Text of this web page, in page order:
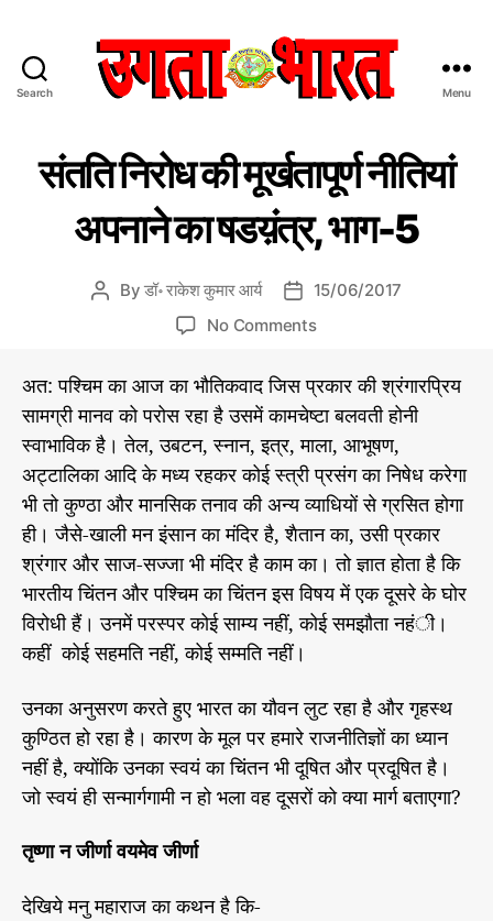
Search
ता
भा
त
हिं
स
चा
प
त्र
Menu
नी
भ
या
क
रा
नी
ति
क
ष
ड
यं
त्र
संतति निरोध की मूर्खतापूर्ण नीतियां
अपनाने का षडय़ंत्र, भाग-5
P
a
u
t
h
o
r
Byडॉ॰ राकेश कुमार आर्य
P
d
a
e
15/06/2017
No Commentso
त
ति
नि
रो
ध
की
मू
र्ख
ता
पू
र्ण
यां
अ
प
ने
अत: पश्चिम का आज का भौतिकवाद जिस प्रकार की श्रंगारप्रिय
सामग्री मानव को परोस रहा है उसमें कामचेष्टा बलवती होनी
स्वाभाविक है। तेल, उबटन, स्नान, इत्र, माला, आभूषण,
अट्टालिका आदि के मध्य रहकर कोई स्त्री प्रसंग का निषेध करेगा
भी तो कुण्ठा और मानसिक तनाव की अन्य व्याधियों से ग्रसित होगा
ही। जैसे-खाली मन इंसान का मंदिर है, शैतान का, उसी प्रकार
श्रंगार और साज-सज्जा भी मंदिर है काम का। तो ज्ञात होता है कि
भारतीय चिंतन और पश्चिम का चिंतन इस विषय में एक दूसरे के घोर
विरोधी हैं। उनमें परस्पर कोई साम्य नहीं, कोई समझौता नहंी।
कहीं कोई सहमति नहीं, कोई सम्मति नहीं।
उनका अनुसरण करते हुए भारत का यौवन लुट रहा है और गृहस्थ
कुण्ठित हो रहा है। कारण के मूल पर हमारे राजनीतिज्ञों का ध्यान
नहीं है, क्योंकि उनका स्वयं का चिंतन भी दूषित और प्रदूषित है।
जो स्वयं ही सन्मार्गगामी न हो भला वह दूसरों को क्या मार्ग बताएगा?
तृष्णा न जीर्णा वयमेव जीर्णा
देखिये मनु महाराज का कथन है कि-